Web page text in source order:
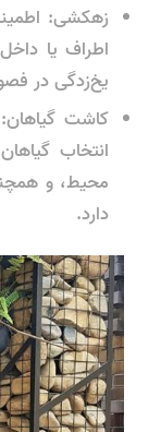
زهکشی:
اطراف یا
یخ‌زدگی در
کاشت
انتخاب
محیط، و
دارد.